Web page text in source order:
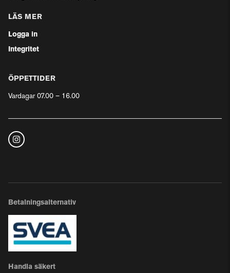
LÄS MER
Logga in
Integritet
ÖPPETTIDER
Vardagar 07.00 – 16.00
Betalningsalternativ
Handla säkert